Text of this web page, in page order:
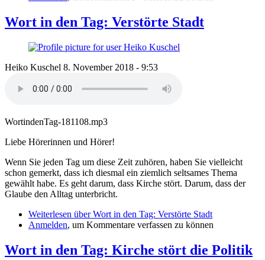
Wort in den Tag: Verstörte Stadt
Heiko Kuschel 8. November 2018 - 9:53
WortindenTag-181108.mp3
Liebe Hörerinnen und Hörer!
Wenn Sie jeden Tag um diese Zeit zuhören, haben Sie vielleicht
schon gemerkt, dass ich diesmal ein ziemlich seltsames Thema
gewählt habe. Es geht darum, dass Kirche stört. Darum, dass der
Glaube den Alltag unterbricht.
Weiterlesen über Wort in den Tag: Verstörte Stadt
Anmelden, um Kommentare verfassen zu können
Wort in den Tag: Kirche stört die Politik